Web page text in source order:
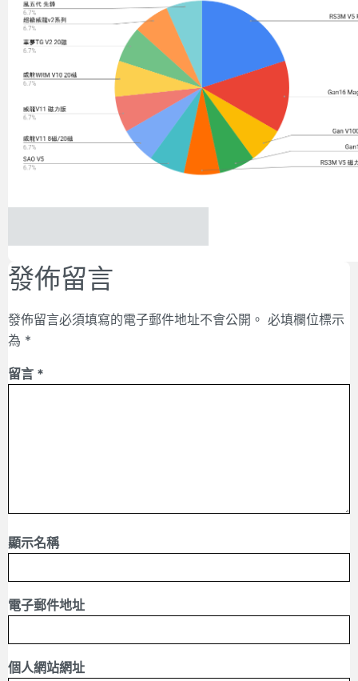
發佈留言
發佈留言必須填寫的電子郵件地址不會公開。 必填欄位標示
為 *
留言 *
顯示名稱
電子郵件地址
個人網站網址